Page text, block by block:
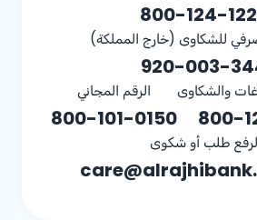
800-124-
للشكاوى (خارج المملكة)
920-003-
والشكاوى
800-
الرقم المجاني
800-101-0150
لرفع طلب أو شكوى